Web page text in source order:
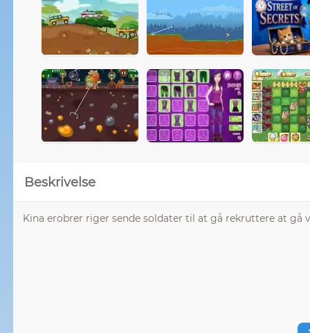
Beskrivelse
Kina erobrer riger sende soldater til at gå rekruttere at gå